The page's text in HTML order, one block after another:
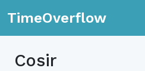
TimeOverflow
Cosir